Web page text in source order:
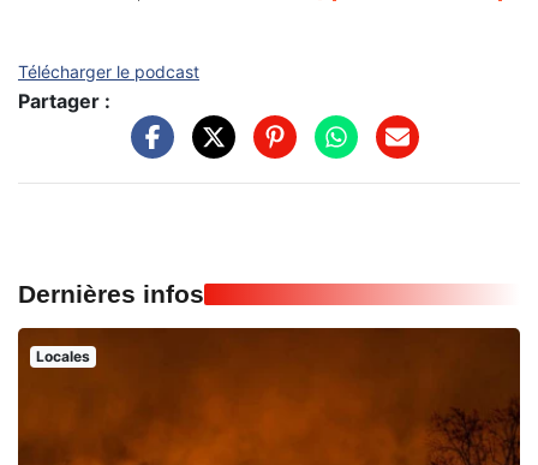
Télécharger le podcast
Partager :
Dernières infos
Locales